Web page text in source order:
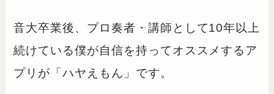
音大卒業後、プロ奏者・講師として10年以上
続けている僕が自信を持ってオススメするア
プリが「ハヤえもん」です。